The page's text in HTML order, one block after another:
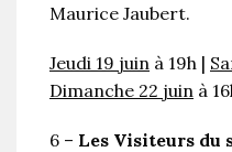
Maurice Jaubert.
Jeudi 19 juin à 19h |
Dimanche 22 juin à
6 – Les Visiteurs du